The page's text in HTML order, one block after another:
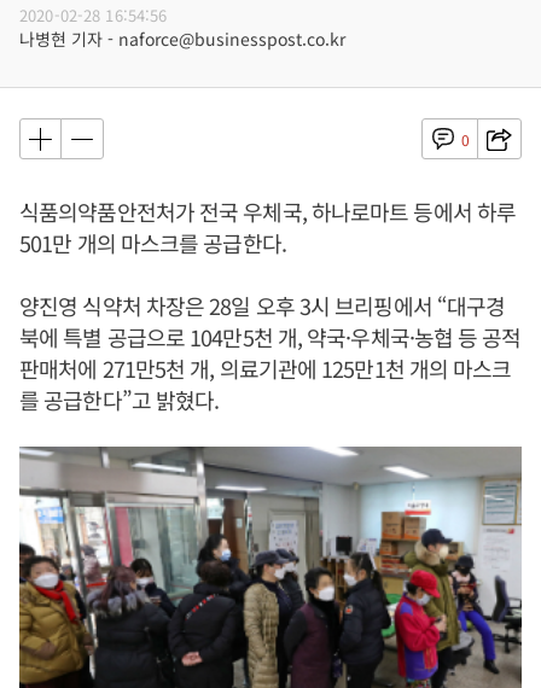
2020-02-28 16:54:56
나병현 기자 - naforce@businesspost.co.kr
0
식품의약품안전처가 전국 우체국, 하나로마트 등에서 하루
501만 개의 마스크를 공급한다.
양진영 식약처 차장은 28일 오후 3시 브리핑에서 “대구경
북에 특별 공급으로 104만5천 개, 약국·우체국·농협 등 공적
판매처에 271만5천 개, 의료기관에 125만1천 개의 마스크
를 공급한다”고 밝혔다.